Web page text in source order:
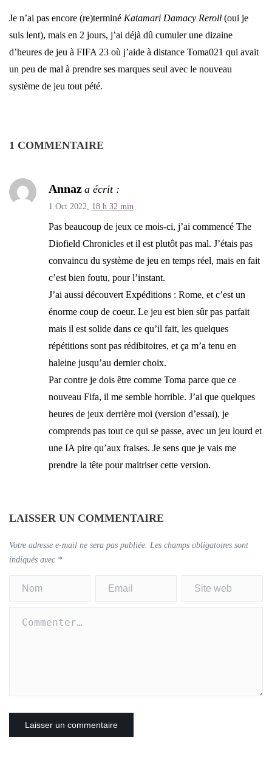
Je n’ai pas encore (re)terminé Katamari Damacy Reroll (oui je
suis lent), mais en 2 jours, j’ai déjà dû cumuler une dizaine
d’heures de jeu à FIFA 23 où j’aide à distance Toma021 qui avait
un peu de mal à prendre ses marques seul avec le nouveau
système de jeu tout pété.
1 COMMENTAIRE
Annaz a écrit :
1 Oct 2022, 18 h 32 min
Pas beaucoup de jeux ce mois-ci, j’ai commencé The
Diofield Chronicles et il est plutôt pas mal. J’étais pas
convaincu du système de jeu en temps réel, mais en fait
c’est bien foutu, pour l’instant.
J’ai aussi découvert Expéditions : Rome, et c’est un
énorme coup de coeur. Le jeu est bien sûr pas parfait
mais il est solide dans ce qu’il fait, les quelques
répétitions sont pas rédibitoires, et ça m’a tenu en
haleine jusqu’au dernier choix.
Par contre je dois être comme Toma parce que ce
nouveau Fifa, il me semble horrible. J’ai que quelques
heures de jeux derrière moi (version d’essai), je
comprends pas tout ce qui se passe, avec un jeu lourd et
une IA pire qu’aux fraises. Je sens que je vais me
prendre la tête pour maitriser cette version.
LAISSER UN COMMENTAIRE
Votre adresse e-mail ne sera pas publiée. Les champs obligatoires sont
indiqués avec *